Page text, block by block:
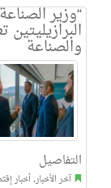
“وزير
والصناعة
التفاصيل
آخر الأخبار, أخبار